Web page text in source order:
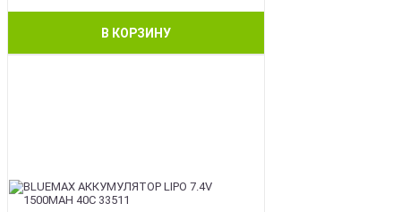
В КОРЗИНУ